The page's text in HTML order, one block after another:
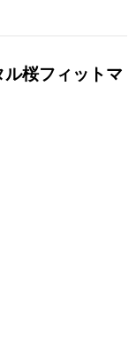
桜フィットマ